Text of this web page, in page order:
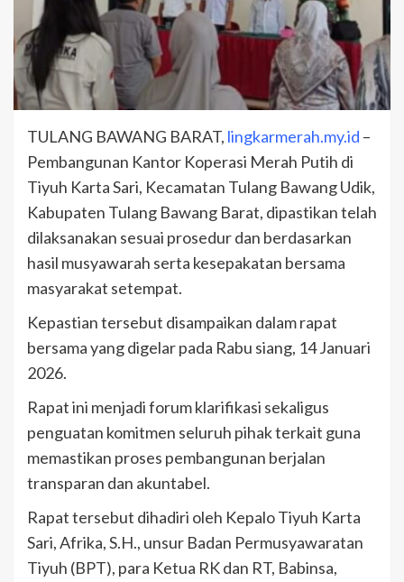
TULANG BAWANG BARAT, lingkarmerah.my.id –
Pembangunan Kantor Koperasi Merah Putih di
Tiyuh Karta Sari, Kecamatan Tulang Bawang Udik,
Kabupaten Tulang Bawang Barat, dipastikan telah
dilaksanakan sesuai prosedur dan berdasarkan
hasil musyawarah serta kesepakatan bersama
masyarakat setempat.
Kepastian tersebut disampaikan dalam rapat
bersama yang digelar pada Rabu siang, 14 Januari
2026.
Rapat ini menjadi forum klarifikasi sekaligus
penguatan komitmen seluruh pihak terkait guna
memastikan proses pembangunan berjalan
transparan dan akuntabel.
Rapat tersebut dihadiri oleh Kepalo Tiyuh Karta
Sari, Afrika, S.H., unsur Badan Permusyawaratan
Tiyuh (BPT), para Ketua RK dan RT, Babinsa,